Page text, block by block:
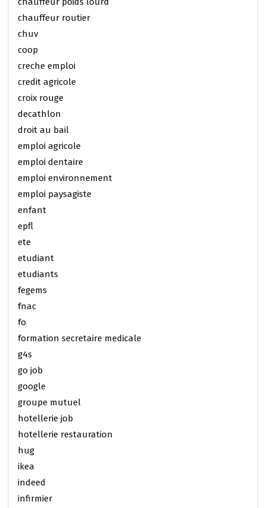
chauffeur routier
chuv
coop
creche emploi
credit agricole
croix rouge
decathlon
droit au bail
emploi agricole
emploi dentaire
emploi environnement
emploi paysagiste
enfant
epfl
ete
etudiant
etudiants
fegems
fnac
fo
formation secretaire medicale
g4s
go job
google
groupe mutuel
hotellerie job
hotellerie restauration
hug
ikea
indeed
infirmier